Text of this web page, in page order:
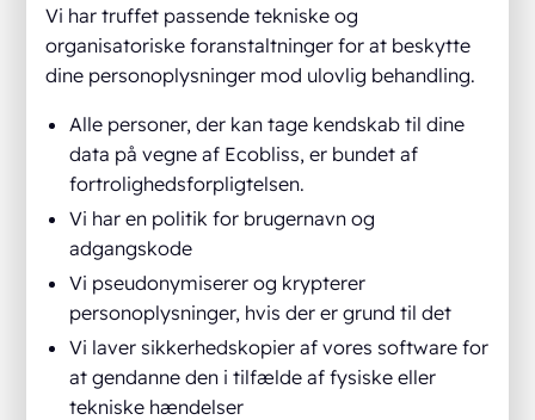
Vi har truffet passende tekniske og
organisatoriske foranstaltninger for at beskytte
dine personoplysninger mod ulovlig behandling.
Alle personer, der kan tage kendskab til dine
data på vegne af Ecobliss, er bundet af
fortrolighedsforpligtelsen.
Vi har en politik for brugernavn og
adgangskode
Vi pseudonymiserer og krypterer
personoplysninger, hvis der er grund til det
Vi laver sikkerhedskopier af vores software for
at gendanne den i tilfælde af fysiske eller
tekniske hændelser